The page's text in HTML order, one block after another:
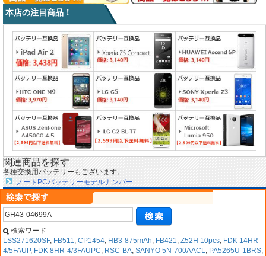
本店の注目商品！
関連商品を探す
各種交換用バッテリーもございます。
ノートPCバッテリーモデルナンバー
検索ワード
LSS271620SF, FB511, CP1454, HB3-875mAh, FB421, Z52H 10pcs, FDK 14HR-
4/5FAUP, FDK 8HR-4/3FAUPC, RSC-BA, SANYO 5N-700AACL, PA5265U-1BRS,